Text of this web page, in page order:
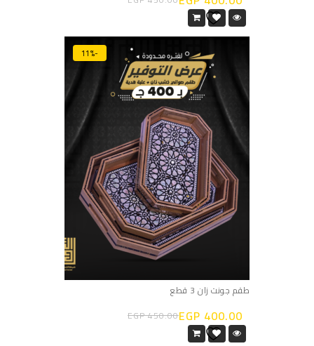
-11%
طقم جونت زان 3 قطع
EGP450.00EGP 400.00